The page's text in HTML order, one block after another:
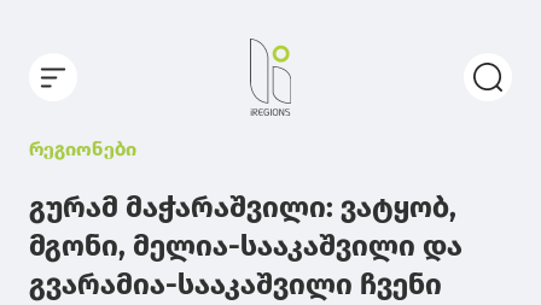
რეგიონები
გურამ მაჭარაშვილი: ვატყობ,
მგონი, მელია-სააკაშვილი და
გვარამია-სააკაშვილი ჩვენი